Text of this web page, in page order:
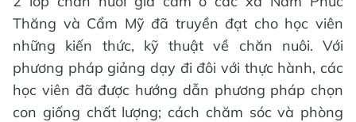
Thăng và Cẩm Mỹ đã truyền đạt cho học viên
những kiến thức, kỹ thuật về chăn nuôi. Với
phương pháp giảng dạy đi đôi với thực hành, các
học viên đã được hướng dẫn phương pháp chọn
con giống chất lượng; cách chăm sóc và phòng